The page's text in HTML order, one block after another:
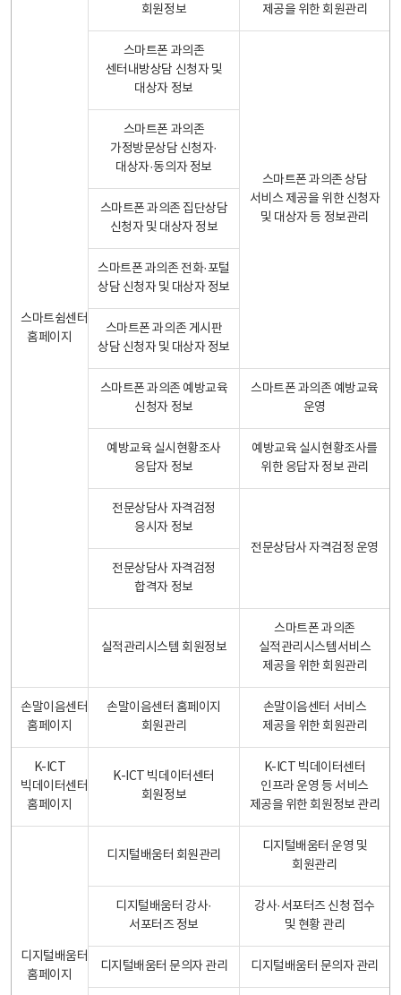
스마트쉼센터
홈페이지
회원정보
제공을 위한 회원관리
스마트폰 과의존
센터내방상담 신청자 및
대상자 정보
스마트폰 과의존 상담
서비스 제공을 위한 신청자
및 대상자 등 정보관리
스마트폰 과의존
가정방문상담 신청자·
대상자·동의자 정보
스마트폰 과의존 집단상담
신청자 및 대상자 정보
스마트폰 과의존 전화·포털
상담 신청자 및 대상자 정보
스마트폰 과의존 게시판
상담 신청자 및 대상자 정보
스마트폰 과의존 예방교육
신청자 정보
스마트폰 과의존 예방교육
운영
예방교육 실시현황조사
응답자 정보
예방교육 실시현황조사를
위한 응답자 정보 관리
전문상담사 자격검정
응시자 정보
전문상담사 자격검정 운영
전문상담사 자격검정
합격자 정보
실적관리시스템 회원정보
스마트폰 과의존
실적관리시스템서비스
제공을 위한 회원관리
손말이음센터
홈페이지
손말이음센터 홈페이지
회원관리
손말이음센터 서비스
제공을 위한 회원관리
K-ICT
빅데이터센터
홈페이지
K-ICT 빅데이터센터
회원정보
K-ICT 빅데이터센터
인프라 운영 등 서비스
제공을 위한 회원정보 관리
디지털배움터
홈페이지
디지털배움터 회원관리
디지털배움터 운영 및
회원관리
디지털배움터 강사·
서포터즈 정보
강사·서포터즈 신청 접수
및 현황 관리
디지털배움터 문의자 관리 디지털배움터 문의자 관리